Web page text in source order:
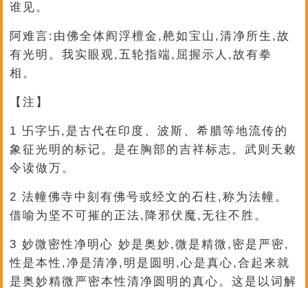
谁见。
阿难言:由佛全体阎浮檀金,赩如宝山,清净所生,故
有光明。我实眼观,五轮指端,屈握示人,故有拳
相。
【注】
1 卐字卐,是古代在印度、波斯、希腊等地流传的
象征光明的标记。是在胸部的吉祥标志。武则天敕
令读做万。
2 法幢佛寺中刻有佛号或经文的石柱,称为法幢。
借喻为坚不可摧的正法,降邪伏魔,无往不胜。
3 妙微密性净明心 妙是奥妙,微是精微,密是严密,
性是本性,净是清净,明是圆明,心是真心,合起来就
是奥妙精微严密本性清净圆明的真心。这是以词解